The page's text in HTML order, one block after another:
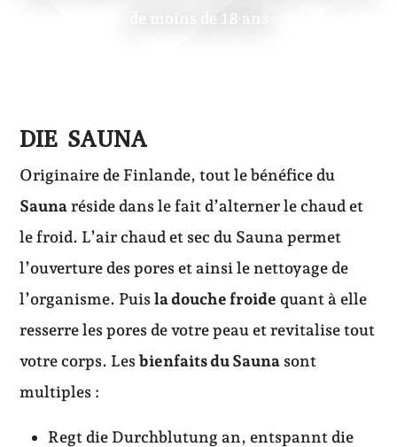
de moins de 18 ans
DIE SAUNA
Originaire de Finlande, tout le bénéfice du
Saunaréside dans le fait d’alterner le chaud et
le froid. L’air chaud et sec du Sauna permet
l’ouverture des pores et ainsi le nettoyage de
l’organisme. Puisla douche froide quant à elle
resserre les pores de votre peau et revitalise tout
votre corps. Lesbienfaits du Sauna sont
multiples :
Regt die Durchblutung an, entspannt die